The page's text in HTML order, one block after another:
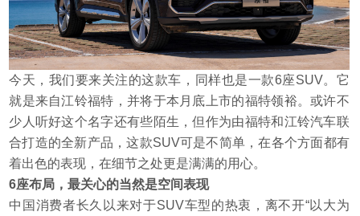
今天，我们要来关注的这款车，同样也是一款6座SUV。它
就是来自江铃福特，并将于本月底上市的福特领裕。或许不
少人听好这个名字还有些陌生，但作为由福特和江铃汽车联
合打造的全新产品，这款SUV可是不简单，在各个方面都有
着出色的表现，在细节之处更是满满的用心。
6座布局，最关心的当然是空间表现
中国消费者长久以来对于SUV车型的热衷，离不开“以大为